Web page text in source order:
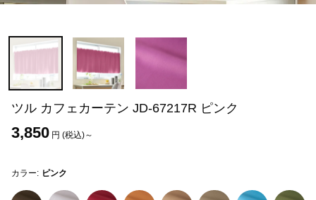
ツル カフェカーテン JD-67217R ピンク
3,850 円 (税込)～
カラー: ピンク